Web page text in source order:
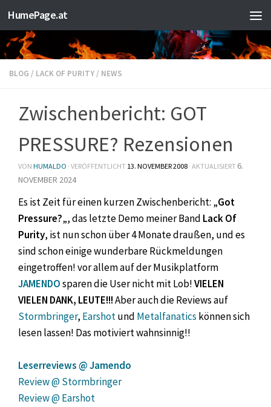
Zum Inhalt springen
HumePage.at
BLOG / LACK OF PURITY / NEWS
Zwischenbericht: GOT
PRESSURE? Rezensionen
VON HUMALDO · VERÖFFENTLICHT 13. NOVEMBER 2008 · AKTUALISIERT 6.
NOVEMBER 2024
Es ist Zeit für einen kurzen Zwischenbericht: „Got
Pressure?„, das letzte Demo meiner Band Lack Of
Purity, ist nun schon über 4 Monate draußen, und es
sind schon einige wunderbare Rückmeldungen
eingetroffen! vor allem auf der Musikplatform
JAMENDOsparen die User nicht mit Lob!VIELEN
VIELEN DANK, LEUTE!!!Aber auch die Reviews auf
Stormbringer, Earshotund Metalfanatics können sich
lesen lassen! Das motiviert wahnsinnig!!
Leserreviews @ Jamendo
Review @ Stormbringer
Review @ Earshot